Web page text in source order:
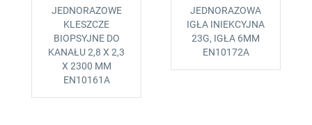
JEDNORAZOWE
KLESZCZE
BIOPSYJNE DO
KANAŁU 2,8 X 2,3
X 2300 MM
EN10161A
JEDNORAZOWA
IGŁA INIEKCYJNA
23G, IGŁA 6MM
EN10172A